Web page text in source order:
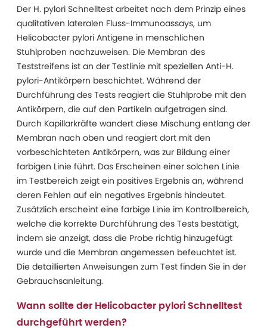
Der H. pylori Schnelltest arbeitet nach dem Prinzip eines
qualitativen lateralen Fluss-Immunoassays, um
Helicobacter pylori Antigene in menschlichen
Stuhlproben nachzuweisen. Die Membran des
Teststreifens ist an der Testlinie mit speziellen Anti-H.
pylori-Antikörpern beschichtet. Während der
Durchführung des Tests reagiert die Stuhlprobe mit den
Antikörpern, die auf den Partikeln aufgetragen sind.
Durch Kapillarkräfte wandert diese Mischung entlang der
Membran nach oben und reagiert dort mit den
vorbeschichteten Antikörpern, was zur Bildung einer
farbigen Linie führt. Das Erscheinen einer solchen Linie
im Testbereich zeigt ein positives Ergebnis an, während
deren Fehlen auf ein negatives Ergebnis hindeutet.
Zusätzlich erscheint eine farbige Linie im Kontrollbereich,
welche die korrekte Durchführung des Tests bestätigt,
indem sie anzeigt, dass die Probe richtig hinzugefügt
wurde und die Membran angemessen befeuchtet ist.
Die detaillierten Anweisungen zum Test finden Sie in der
Gebrauchsanleitung.
Wann sollte der Helicobacter pylori Schnelltest
durchgeführt werden?